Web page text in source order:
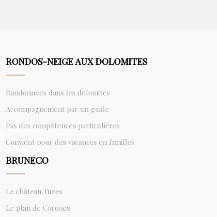
RONDOS-NEIGE AUX DOLOMITES
Randonnées dans les dolomites
Accompagnement par un guide
Pas des compétences particulières
Convient pour des vacances en familles
BRUNECO
Le château Tures
Le plan de Corones